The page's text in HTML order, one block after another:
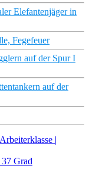
Elefantenjäger in
Fegefeuer
auf der Spur I
auf der
|
Grad